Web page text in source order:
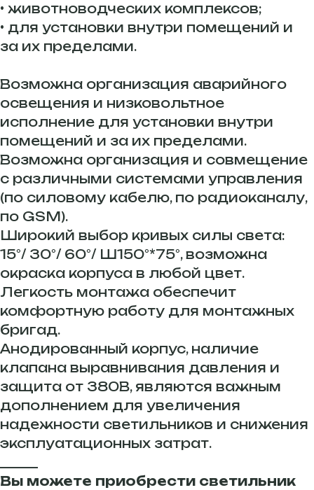
• животноводческих комплексов;
• для установки внутри помещений и
за их пределами.
Возможна организация аварийного
освещения и низковольтное
исполнение для установки внутри
помещений и за их пределами.
Возможна организация и совмещение
с различными системами управления
(по силовому кабелю, по радиоканалу,
по GSM).
Широкий выбор кривых силы света:
15°/ 30°/ 60°/ Ш150°*75°, возможна
окраска корпуса в любой цвет.
Легкость монтажа обеспечит
комфортную работу для монтажных
бригад.
Анодированный корпус, наличие
клапана выравнивания давления и
защита от 380В, являются важным
дополнением для увеличения
надежности светильников и снижения
эксплуатационных затрат.
Вы можете приобрести светильник